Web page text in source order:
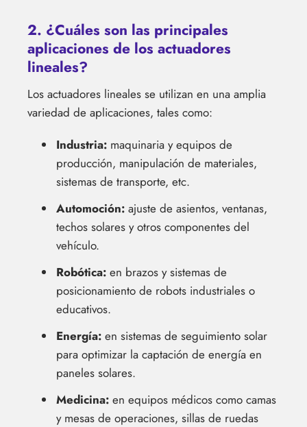
2. ¿Cuáles son las principales
aplicaciones de los actuadores
lineales?
Los actuadores lineales se utilizan en una amplia
variedad de aplicaciones, tales como:
Industria: maquinaria y equipos de
producción, manipulación de materiales,
sistemas de transporte, etc.
Automoción: ajuste de asientos, ventanas,
techos solares y otros componentes del
vehículo.
Robótica: en brazos y sistemas de
posicionamiento de robots industriales o
educativos.
Energía: en sistemas de seguimiento solar
para optimizar la captación de energía en
paneles solares.
Medicina: en equipos médicos como camas
y mesas de operaciones, sillas de ruedas